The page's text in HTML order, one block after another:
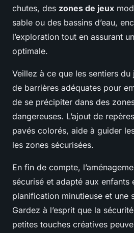
chutes, des zones de jeux
sable ou des bassins d’eau,
l’exploration tout en assurant
optimale.
Veillez à ce que les sentiers
de barrières adéquates pour
de se précipiter dans des
dangereuses. L’ajout de
pavés colorés, aide à guider
les zones sécurisées.
En fin de compte,
sécurisé et adapté aux enfants
planification minutieuse et une
Gardez à l’esprit que la
petites touches créatives